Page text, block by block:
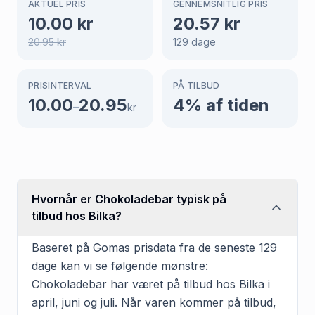
AKTUEL PRIS
10.00 kr
20.95kr
GENNEMSNITLIG PRIS
20.57 kr
129 dage
PRISINTERVAL
10.00–20.95kr
PÅ TILBUD
4% af tiden
Hvornår er Chokoladebar typisk på
tilbud hos Bilka?
Baseret på Gomas prisdata fra de seneste 129
dage kan vi se følgende mønstre:
Chokoladebar har været på tilbud hos Bilka i
april, juni og juli. Når varen kommer på tilbud,